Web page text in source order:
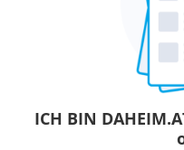
ICH BIN